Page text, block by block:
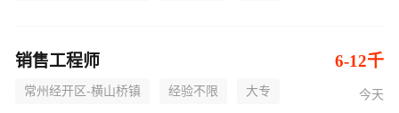
销售工程师 6-12千
常州经开区-横山桥镇 经验不限 大专 今天